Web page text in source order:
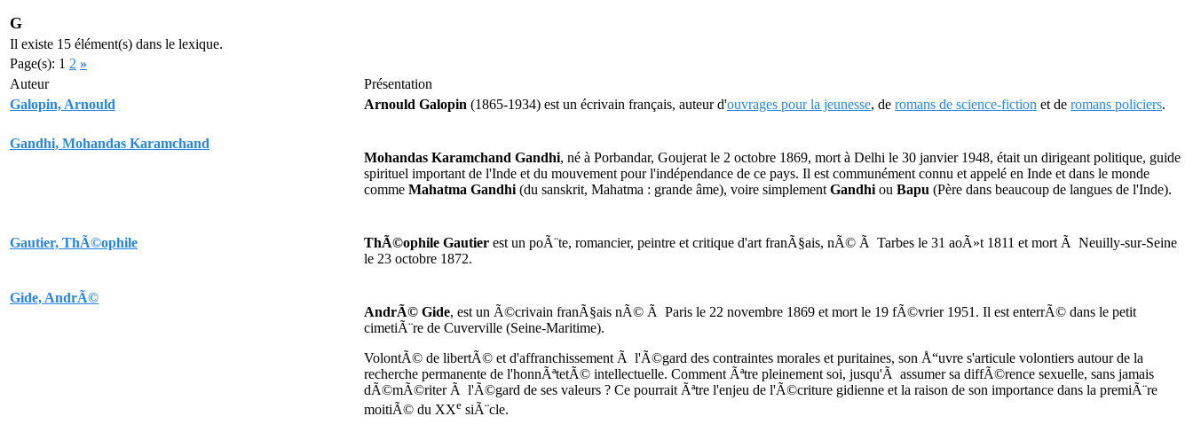
G
Il existe 15 élément(s) dans le lexique.
Page(s): 1 2 »
Auteur
Présentation
Galopin, Arnould
Arnould Galopin (1865-1934) est un écrivain français, auteur d'ouvrages pour la jeunesse, de romans de science-fiction et de romans policiers.
Gandhi, Mohandas Karamchand
Mohandas Karamchand Gandhi, né à Porbandar, Goujerat le 2 octobre 1869, mort à Delhi le 30 janvier 1948, était un dirigeant politique, guide
spirituel important de l'Inde et du mouvement pour l'indépendance de ce pays. Il est communément connu et appelé en Inde et dans le monde
comme Mahatma Gandhi (du sanskrit, Mahatma : grande âme), voire simplement Gandhi ou Bapu (Père dans beaucoup de langues de l'Inde).
Gautier, ThÃ©ophile ThÃ©ophile Gautier est un poÃ¨te, romancier, peintre et critique d'art franÃ§ais, nÃ© Ã Tarbes le 31 aoÃ»t 1811 et mort Ã Neuilly-sur-Seine
le 23 octobre 1872.
Gide, AndrÃ©
AndrÃ© Gide, est un Ã©crivain franÃ§ais nÃ© Ã Paris le 22 novembre 1869 et mort le 19 fÃ©vrier 1951. Il est enterrÃ© dans le petit
cimetiÃ¨re de Cuverville (Seine-Maritime).
VolontÃ© de libertÃ© et d'affranchissement Ã l'Ã©gard des contraintes morales et puritaines, son Å“uvre s'articule volontiers autour de la
recherche permanente de l'honnÃªtetÃ© intellectuelle. Comment Ãªtre pleinement soi, jusqu'Ã assumer sa diffÃ©rence sexuelle, sans jamais
dÃ©mÃ©riter Ã l'Ã©gard de ses valeurs ? Ce pourrait Ãªtre l'enjeu de l'Ã©criture gidienne et la raison de son importance dans la premiÃ¨re
moitiÃ© du XXe siÃ¨cle.